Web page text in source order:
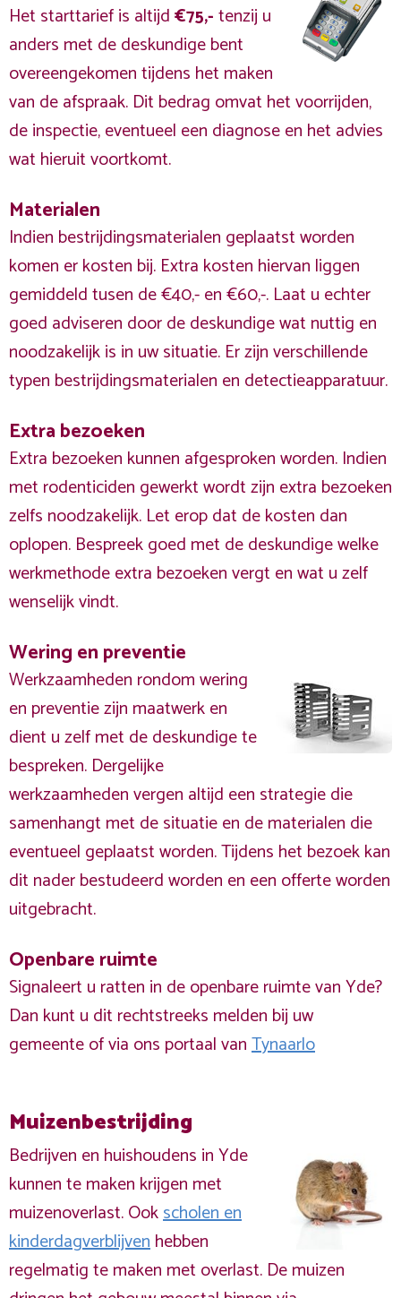
Het starttarief is altijd€75,-tenzij u
anders met de deskundige bent
overeengekomen tijdens het maken
van de afspraak. Dit bedrag omvat het voorrijden,
de inspectie, eventueel een diagnose en het advies
wat hieruit voortkomt.
Materialen
Indien bestrijdingsmaterialen geplaatst worden
komen er kosten bij. Extra kosten hiervan liggen
gemiddeld tusen de €40,- en €60,-. Laat u echter
goed adviseren door de deskundige wat nuttig en
noodzakelijk is in uw situatie. Er zijn verschillende
typen bestrijdingsmaterialen en detectieapparatuur.
Extra bezoeken
Extra bezoeken kunnen afgesproken worden. Indien
met rodenticiden gewerkt wordt zijn extra bezoeken
zelfs noodzakelijk. Let erop dat de kosten dan
oplopen. Bespreek goed met de deskundige welke
werkmethode extra bezoeken vergt en wat u zelf
wenselijk vindt.
Wering en preventie
Werkzaamheden rondom wering
en preventie zijn maatwerk en
dient u zelf met de deskundige te
bespreken. Dergelijke
werkzaamheden vergen altijd een strategie die
samenhangt met de situatie en de materialen die
eventueel geplaatst worden. Tijdens het bezoek kan
dit nader bestudeerd worden en een offerte worden
uitgebracht.
Openbare ruimte
Signaleert u ratten in de openbare ruimte van Yde?
Dan kunt u dit rechtstreeks melden bij uw
gemeente of via ons portaal vanTynaarlo
Muizenbestrijding
Bedrijven en huishoudens in Yde
kunnen te maken krijgen met
muizenoverlast. Ookscholen en
kinderdagverblijvenhebben
regelmatig te maken met overlast. De muizen